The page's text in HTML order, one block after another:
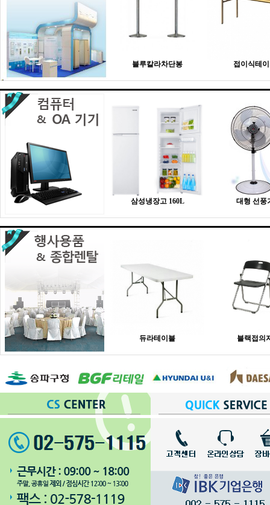
블루칼라차단봉 접이식테
삼성냉장고 160L 대형 선풍
듀라테이블 블랙접의